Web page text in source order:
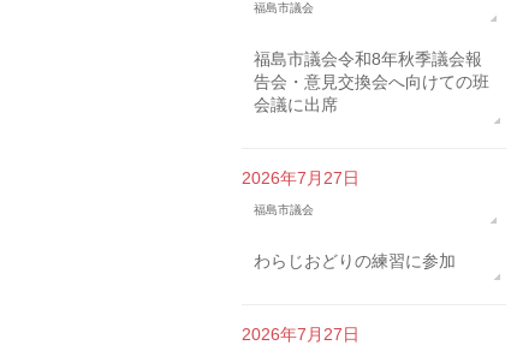
福島市議会
福島市議会令和8年秋季議会報
告会・意見交換会へ向けての班
会議に出席
2026年7月27日
福島市議会
わらじおどりの練習に参加
2026年7月27日